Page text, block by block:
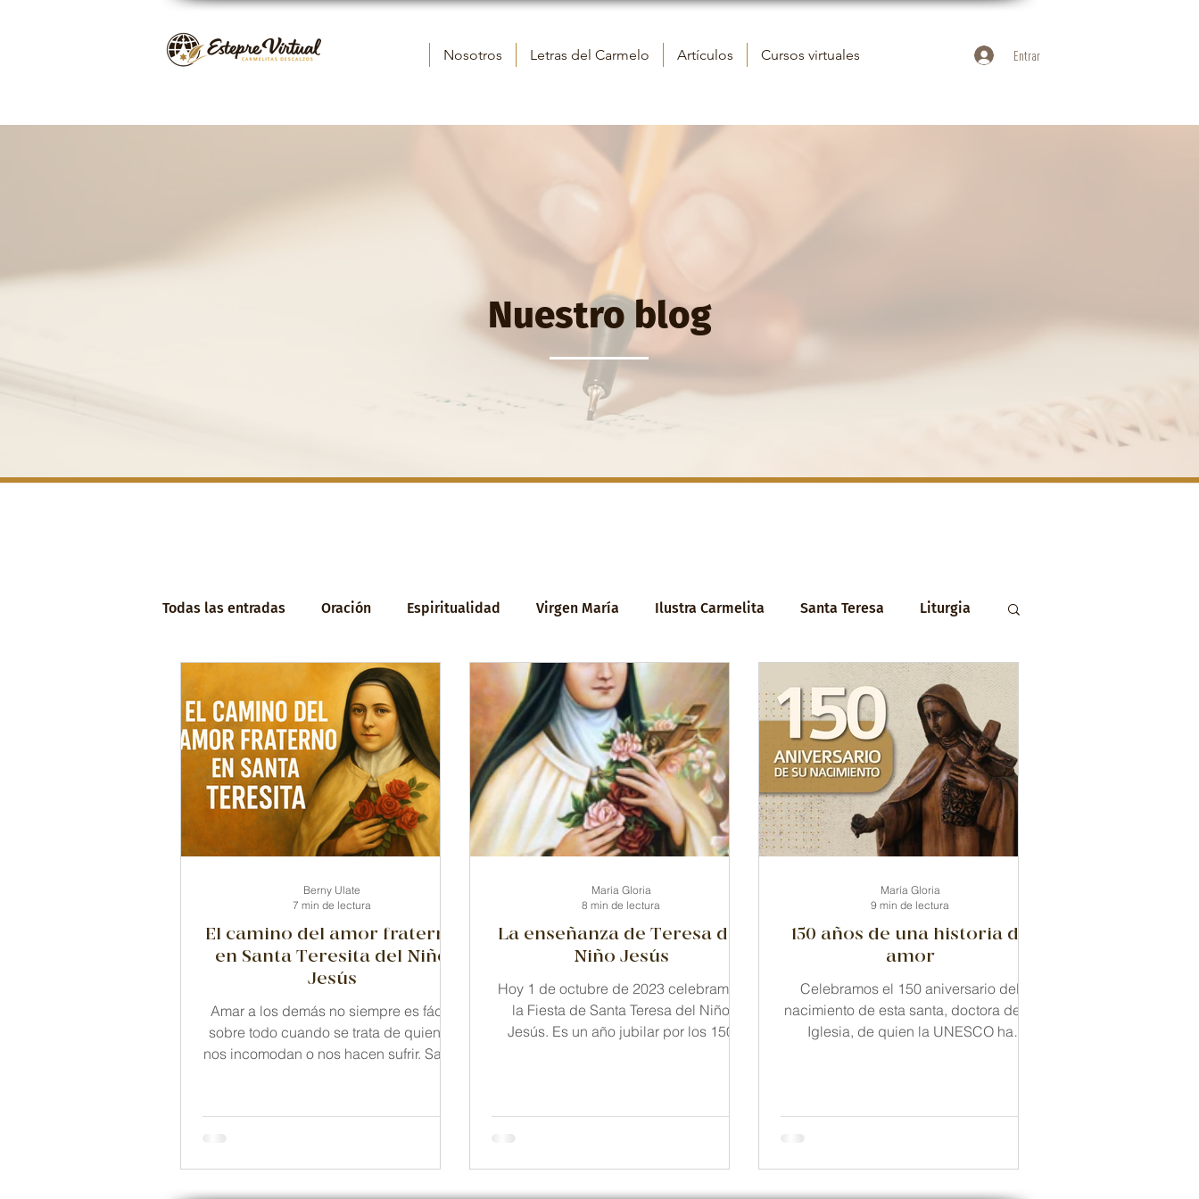
Nosotros Letras del Carmelo Artículos Cursos virtuales Entrar
Nuestro blog
Todas las entradas Oración Espiritualidad Virgen María Ilustra Carmelita Santa Teresa Liturgia
Santos del Carmelo Reflexiones Contemplación Vida San Juan de la Cruz Navidad
Poesía Escritora Iglesia Sumo Pontífice Fraternidad eclesial Duelo Palabra de Dios
Reflexión Pastoral Juvenil Espiritualidad carmelitana
El camino del amor fraterno
en Santa Teresita del Niño
Jesús
Amar a los demás no siempre es fácil,
sobre todo cuando se trata de quienes
nos incomodan o nos hacen sufrir. Santa
precisamente allí: en lo pequeño, en lo
Berny Ulate
7 min de lectura
La enseñanza de Teresa del
Niño Jesús
Hoy 1 de octubre de 2023 celebramos
la Fiesta de Santa Teresa del Niño
Jesús. Es un año jubilar por los 150
María Gloria
8 min de lectura
150 años de una historia de
amor
Celebramos el 150 aniversario del
nacimiento de esta santa, doctora de la
Iglesia, de quien la UNESCO ha
María Gloria
9 min de lectura